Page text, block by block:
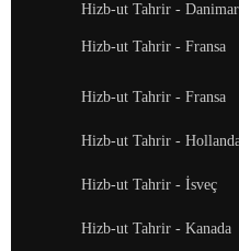
Hizb-ut Tahrir -
Hizb-ut Tahrir - Fransa
Hizb-ut Tahrir - Fransa
Hizb-ut Tahrir -
Hizb-ut Tahrir - İsveç
Hizb-ut Tahrir - Kanada